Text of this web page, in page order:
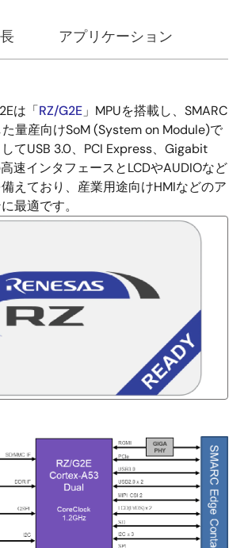
アプリケーション
は「RZ/G2E 」MPUを搭載し、SMARC
た量産向けSoM (System on Module)で
てUSB 3.0、PCI Express、Gigabit
速インタフェースとLCDやAUDIOなど
えており、産業用途向けHMIなどのア
最適です。